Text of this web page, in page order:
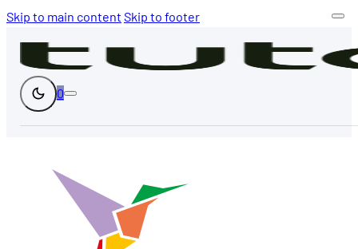
Skip to main content Skip to footer
0